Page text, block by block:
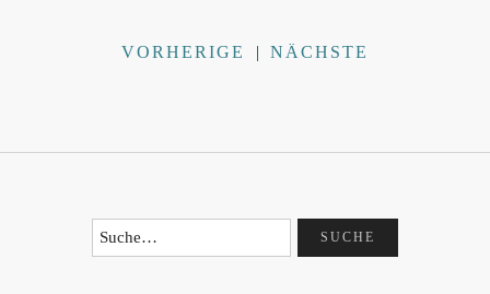
VORHERIGE | NÄCHSTE